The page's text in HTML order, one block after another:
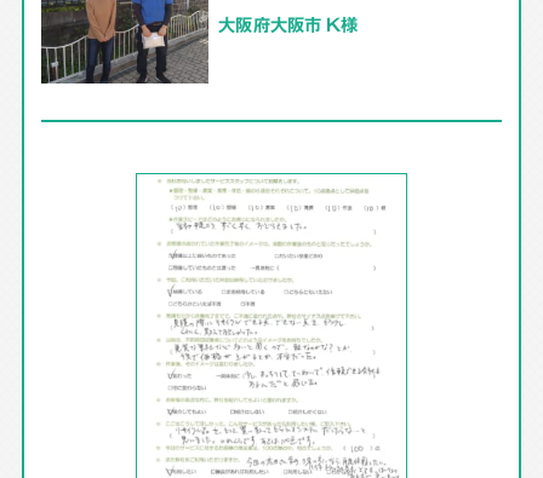
大阪府大阪市 K様